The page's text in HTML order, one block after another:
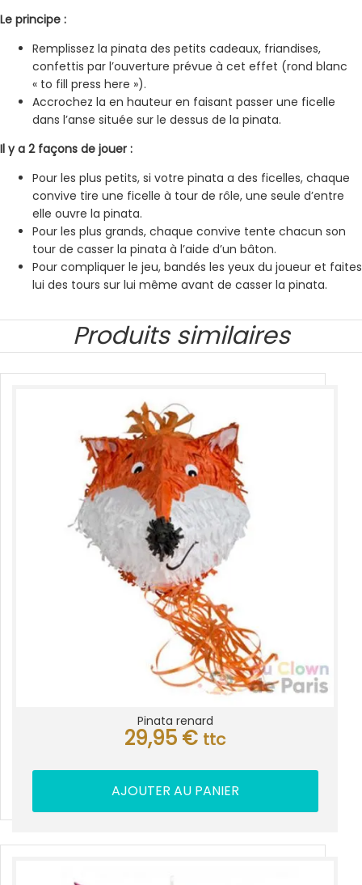
Le principe :
Remplissez la pinata des petits cadeaux, friandises,
confettis par l’ouverture prévue à cet effet (rond blanc
« to fill press here »).
Accrochez la en hauteur en faisant passer une ficelle
dans l’anse située sur le dessus de la pinata.
Il y a 2 façons de jouer :
Pour les plus petits, si votre pinata a des ficelles, chaque
convive tire une ficelle à tour de rôle, une seule d’entre
elle ouvre la pinata.
Pour les plus grands, chaque convive tente chacun son
tour de casser la pinata à l’aide d’un bâton.
Pour compliquer le jeu, bandés les yeux du joueur et faites
lui des tours sur lui même avant de casser la pinata.
Produits similaires
Pinata renard
29,95 € ttc
AJOUTER AU PANIER